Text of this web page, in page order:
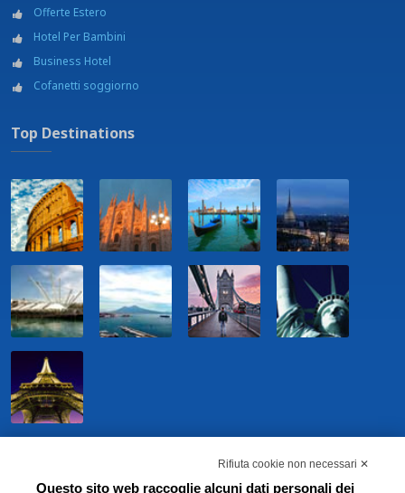
Offerte Estero
Hotel Per Bambini
Business Hotel
Cofanetti soggiorno
Top Destinations
Rifiuta cookie non necessari ✕
Questo sito web raccoglie alcuni dati personali dei